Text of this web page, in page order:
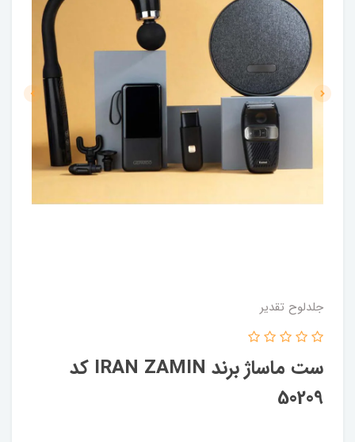
جلدلوح تقدیر
ست ماساژ برند IRAN ZAMIN کد
50209